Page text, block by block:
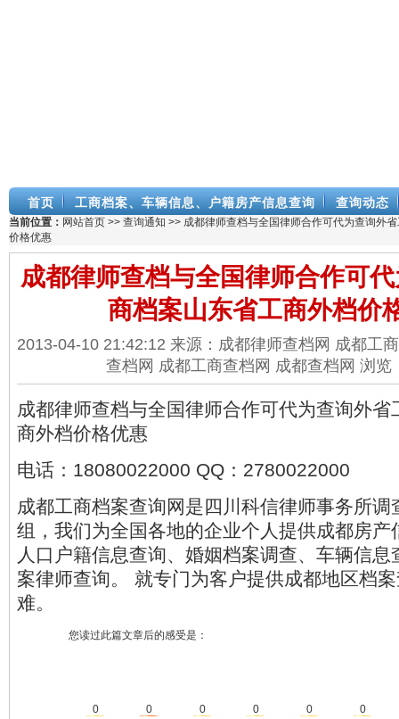
首页 工商档案、车辆信息、户籍房产信息查询 查询动态
当前位置： 网站首页 >> 查询通知 >> 成都律师查档与全国律师合作可代为查询外
价格优惠
成都律师查档与全国律师合作可
商档案山东省工商外档价
2013-04-10 21:42:12 来源：成都律师查档网 成都工
查档网 成都工商查档网 成都查档网 浏览
成都律师查档与全国律师合作可代为查询外省
商外档价格优惠
电话：18080022000 QQ：2780022000
成都工商档案查询网是四川科信律师事务所调
组，我们为全国各地的企业个人提供成都房产
人口户籍信息查询、婚姻档案调查、车辆信息
案律师查询。 就专门为客户提供成都地区档
难。
您读过此篇文章后的感受是：
0 0 0 0 0 0